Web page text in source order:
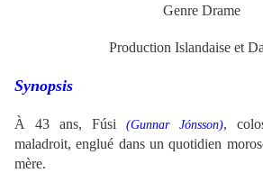
Genre Drame
Production Islandaise et
Synopsis
À 43 ans, Fúsi (Gunnar Jónsson),
maladroit, englué dans un quotidien
mère.